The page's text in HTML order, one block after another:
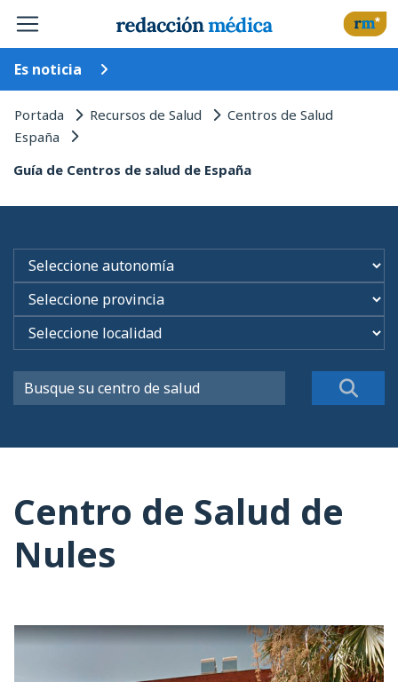
Es noticia
Portada Recursos de Salud Centros de Salud
España
Guía de Centros de salud de España
Centro de Salud de
Nules